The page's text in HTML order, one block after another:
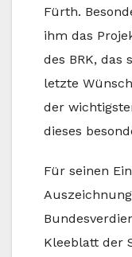
Fürth.
ihm das
des BRK, das
letzte
der
dieses
Für seinen
Kleeblatt der